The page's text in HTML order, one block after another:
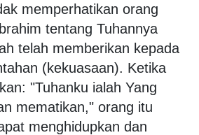
memperhatikan orang
tentang Tuhannya
telah memberikan kepada
(kekuasaan). Ketika
"Tuhanku ialah Yang
mematikan," orang itu
menghidupkan dan